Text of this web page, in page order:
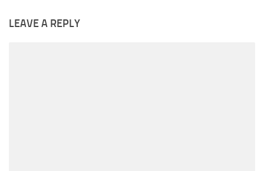
LEAVE A REPLY